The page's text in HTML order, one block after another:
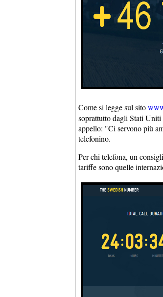
Come si legge sul sito
soprattutto dagli Stati
appello: "Ci servono più
telefonino.
Per chi telefona, un
tariffe sono quelle